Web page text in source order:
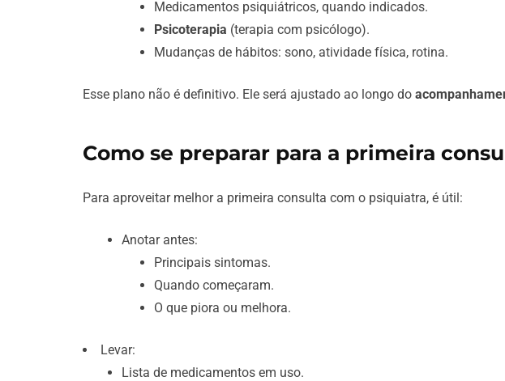
Medicamentos psiquiátricos, quando indicados.
Psicoterapia (terapia com psicólogo).
Mudanças de hábitos: sono, atividade física, rotina.
Esse plano não é definitivo. Ele será ajustado ao longo do
Como se preparar para a primeira
Para aproveitar melhor a primeira consulta com o psiquiatra, é útil:
Anotar antes:
Principais sintomas.
Quando começaram.
O que piora ou melhora.
Levar:
Lista de medicamentos em uso.